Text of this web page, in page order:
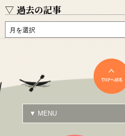
▽ 過去の記事